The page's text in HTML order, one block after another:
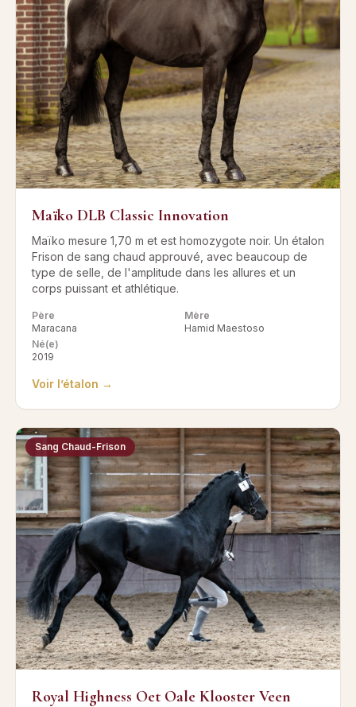
Maïko DLB Classic Innovation
Maïko mesure 1,70 m et est homozygote noir. Un étalon
Frison de sang chaud approuvé, avec beaucoup de
type de selle, de l'amplitude dans les allures et un
corps puissant et athlétique.
Père
Maracana
Mère
Hamid Maestoso
Né(e)
2019
Voir l’étalon →
Sang Chaud-Frison
Royal Highness Oet Oale Klooster Veen